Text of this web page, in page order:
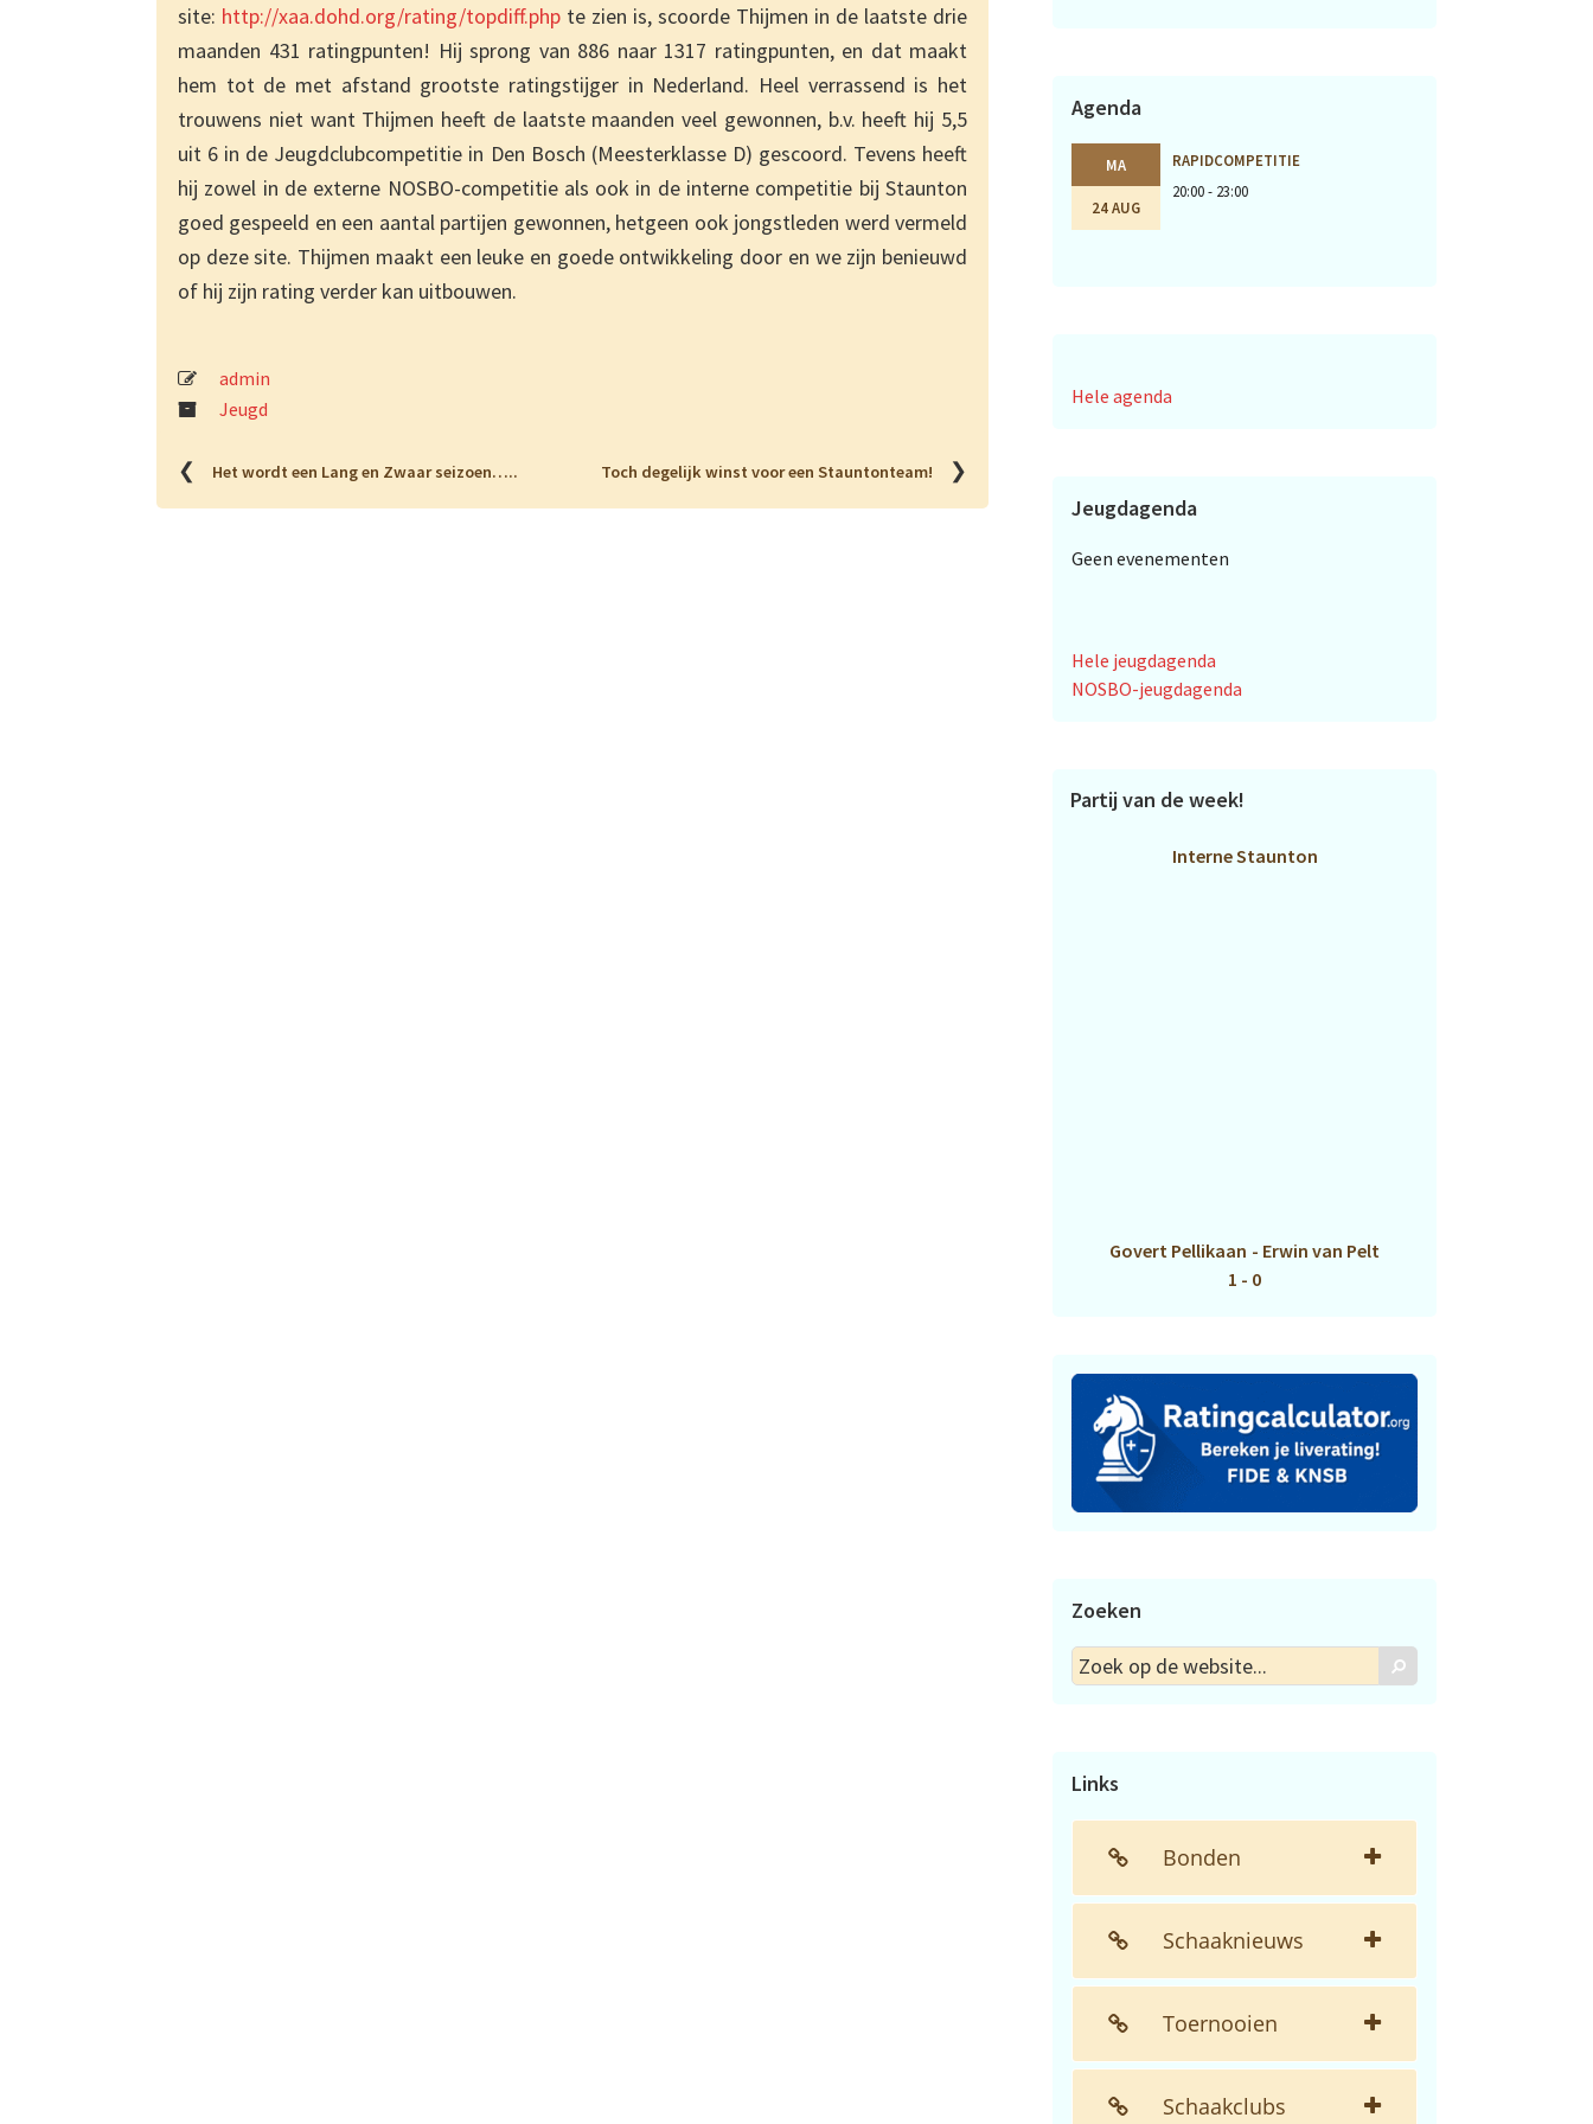
site: http://xaa.dohd.org/rating/topdiff.php te zien is, scoorde Thijmen in de laatste drie
maanden 431 ratingpunten! Hij sprong van 886 naar 1317 ratingpunten, en dat maakt
hem tot de met afstand grootste ratingstijger in Nederland. Heel verrassend is het
trouwens niet want Thijmen heeft de laatste maanden veel gewonnen, b.v. heeft hij 5,5
uit 6 in de Jeugdclubcompetitie in Den Bosch (Meesterklasse D) gescoord. Tevens heeft
hij zowel in de externe NOSBO-competitie als ook in de interne competitie bij Staunton
goed gespeeld en een aantal partijen gewonnen, hetgeen ook jongstleden werd vermeld
op deze site. Thijmen maakt een leuke en goede ontwikkeling door en we zijn benieuwd
of hij zijn rating verder kan uitbouwen.
admin
Jeugd
❮ Het wordt een Lang en Zwaar seizoen….. Toch degelijk winst voor een Stauntonteam! ❯
Agenda
MA
24 AUG
RAPIDCOMPETITIE
20:00 - 23:00
Hele agenda
Jeugdagenda
Geen evenementen
Hele jeugdagenda
NOSBO-jeugdagenda
Partij van de week!
Interne Staunton
Govert Pellikaan - Erwin van Pelt
1 - 0
Zoeken
Zoek
op
Zoek
Links
Bonden
Schaaknieuws
Toernooien
Schaakclubs